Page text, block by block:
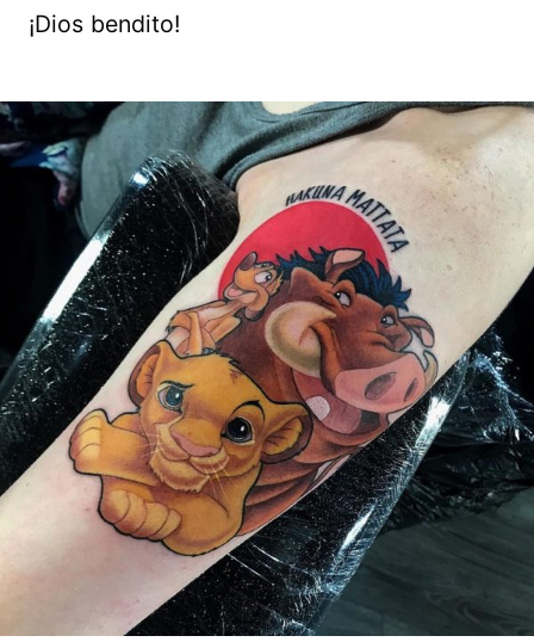
¡Dios bendito!